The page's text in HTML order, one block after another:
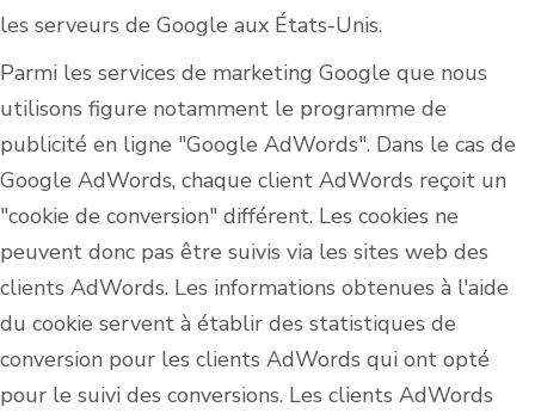
les serveurs de Google aux États-Unis.
Parmi les services de marketing Google que nous
utilisons figure notamment le programme de
publicité en ligne "Google AdWords". Dans le cas de
Google AdWords, chaque client AdWords reçoit un
"cookie de conversion" différent. Les cookies ne
peuvent donc pas être suivis via les sites web des
clients AdWords. Les informations obtenues à l'aide
du cookie servent à établir des statistiques de
conversion pour les clients AdWords qui ont opté
pour le suivi des conversions. Les clients AdWords